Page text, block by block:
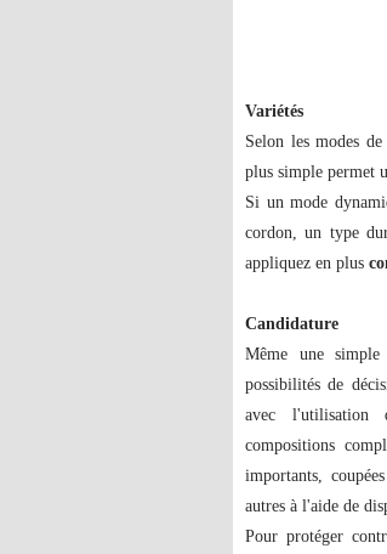
Variétés
Selon les modes
plus simple permet
Si un mode
cordon, un type
appliquez en plus
Candidature
Même une
possibilités de
avec l'utilisation
compositions
importants,
autres à l'aide de
Pour protéger